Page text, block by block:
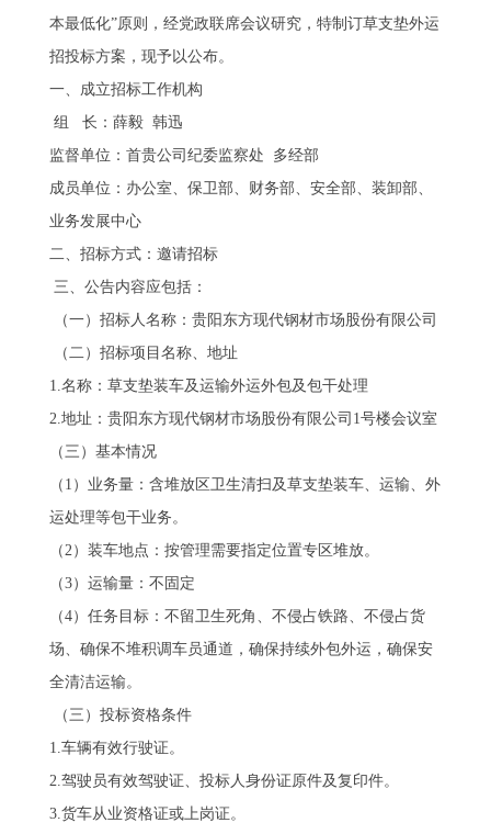
本最低化”原则，经党政联席会议研究，特制订草支垫外运
招投标方案，现予以公布。
一、成立招标工作机构
组 长：薛毅 韩迅
监督单位：首贵公司纪委监察处 多经部
成员单位：办公室、保卫部、财务部、安全部、装卸部、
业务发展中心
二、招标方式：邀请招标
三、公告内容应包括：
（一）招标人名称：贵阳东方现代钢材市场股份有限公司
（二）招标项目名称、地址
1.名称：草支垫装车及运输外运外包及包干处理
2.地址：贵阳东方现代钢材市场股份有限公司1号楼会议室
（三）基本情况
（1）业务量：含堆放区卫生清扫及草支垫装车、运输、外
运处理等包干业务。
（2）装车地点：按管理需要指定位置专区堆放。
（3）运输量：不固定
（4）任务目标：不留卫生死角、不侵占铁路、不侵占货
场、确保不堆积调车员通道，确保持续外包外运，确保安
全清洁运输。
（三）投标资格条件
1.车辆有效行驶证。
2.驾驶员有效驾驶证、投标人身份证原件及复印件。
3.货车从业资格证或上岗证。